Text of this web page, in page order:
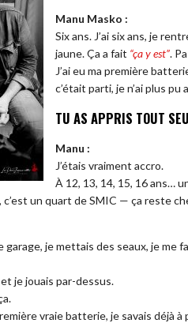
Manu Masko :
Six ans. J’ai six ans, je
jaune. Ça a fait “ça y est”.
J’ai eu ma première
c’était parti, je n’ai plus pu
TU AS APPRIS TOUT
Manu :
J’étais vraiment accro.
À 12, 13, 14, 15, 16 ans…
c’est un quart de SMIC — ça reste
garage, je mettais des seaux, je me
je jouais par-dessus.
vraie batterie, je savais déjà